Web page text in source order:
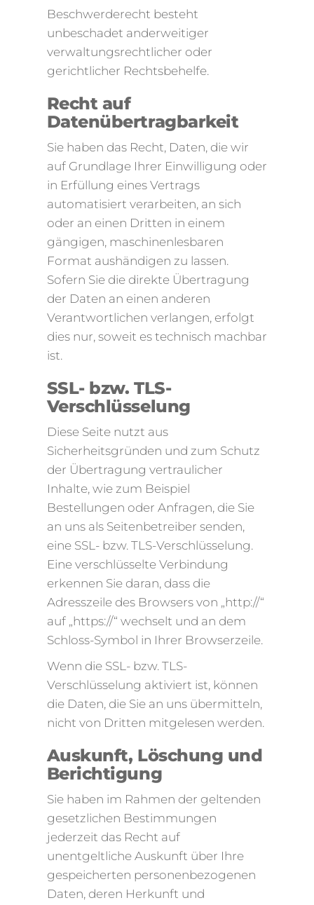
Beschwerderecht besteht
unbeschadet anderweitiger
verwaltungsrechtlicher oder
gerichtlicher Rechtsbehelfe.
Recht auf
Datenübertragbarkeit
Sie haben das Recht, Daten, die wir
auf Grundlage Ihrer Einwilligung oder
in Erfüllung eines Vertrags
automatisiert verarbeiten, an sich
oder an einen Dritten in einem
gängigen, maschinenlesbaren
Format aushändigen zu lassen.
Sofern Sie die direkte Übertragung
der Daten an einen anderen
Verantwortlichen verlangen, erfolgt
dies nur, soweit es technisch machbar
ist.
SSL- bzw. TLS-
Verschlüsselung
Diese Seite nutzt aus
Sicherheitsgründen und zum Schutz
der Übertragung vertraulicher
Inhalte, wie zum Beispiel
Bestellungen oder Anfragen, die Sie
an uns als Seitenbetreiber senden,
eine SSL- bzw. TLS-Verschlüsselung.
Eine verschlüsselte Verbindung
erkennen Sie daran, dass die
Adresszeile des Browsers von „http://“
auf „https://“ wechselt und an dem
Schloss-Symbol in Ihrer Browserzeile.
Wenn die SSL- bzw. TLS-
Verschlüsselung aktiviert ist, können
die Daten, die Sie an uns übermitteln,
nicht von Dritten mitgelesen werden.
Auskunft, Löschung und
Berichtigung
Sie haben im Rahmen der geltenden
gesetzlichen Bestimmungen
jederzeit das Recht auf
unentgeltliche Auskunft über Ihre
gespeicherten personenbezogenen
Daten, deren Herkunft und